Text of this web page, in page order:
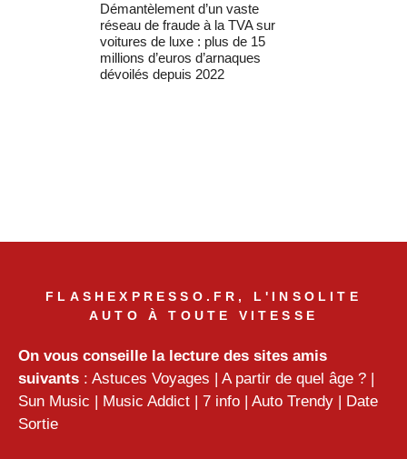
Démantèlement d’un vaste
réseau de fraude à la TVA sur
voitures de luxe : plus de 15
millions d’euros d’arnaques
dévoilés depuis 2022
FLASHEXPRESSO.FR, L'INSOLITE
AUTO À TOUTE VITESSE
On vous conseille la lecture des sites amis
suivants : Astuces Voyages | A partir de quel âge ? |
Sun Music | Music Addict | 7 info | Auto Trendy | Date
Sortie